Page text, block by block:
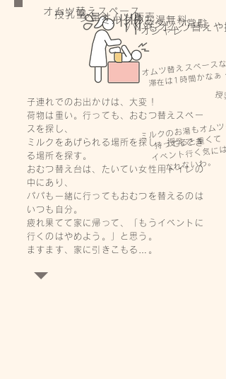
子連れでのお出かけは、大変！
荷物は重い。行っても、おむつ替えスペー
スを探し、
ミルクをあげられる場所を探し、授乳でき
る場所を探す。
おむつ替え台は、たいてい女性用トイレの
中にあり、
パパも一緒に行ってもおむつを替えるのは
いつも自分。
疲れ果てて家に帰って、「もうイベントに
行くのはやめよう。」と思う。
ますます、家に引きこもる…。
オムツ替えスペース
授乳室少量オムツ販売
ミルクのお湯無料
ママスタッフ常駐
パパもオムツ替えや
​オシャレ
オムツ替えスペースな
滞在は1時間かなぁ
ミルクのお湯もオムツも
持ってると重くて
イベント行く気には
​なれないわ。